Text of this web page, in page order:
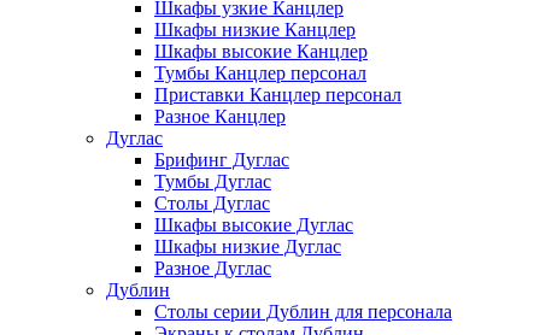
Шкафы узкие Канцлер
Шкафы низкие Канцлер
Шкафы высокие Канцлер
Тумбы Канцлер персонал
Приставки Канцлер персонал
Разное Канцлер
Дуглас
Брифинг Дуглас
Тумбы Дуглас
Столы Дуглас
Шкафы высокие Дуглас
Шкафы низкие Дуглас
Разное Дуглас
Дублин
Столы серии Дублин для персонала